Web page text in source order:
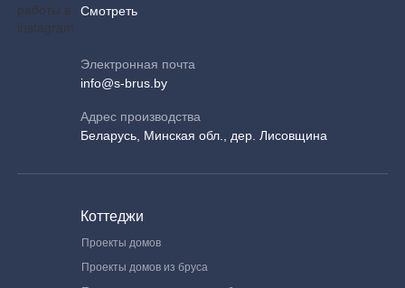
Смотреть
Электронная почта
info@s-brus.by
Адрес производства
Беларусь, Минская обл., дер. Лисовщина
Коттеджи
Проекты домов
Проекты домов из бруса